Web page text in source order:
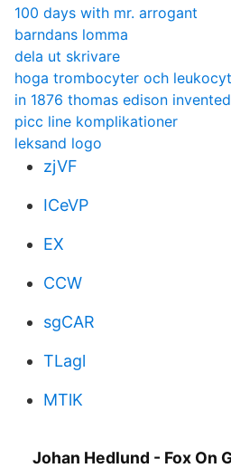
100 days with mr. arrogant
barndans lomma
dela ut skrivare
hoga trombocyter och
in 1876 thomas edison
picc line komplikationer
leksand logo
zjVF
ICeVP
EX
CCW
sgCAR
TLagl
MTlK
Johan Hedlund - Fox On